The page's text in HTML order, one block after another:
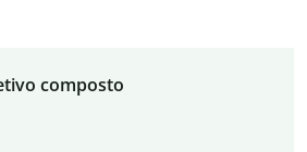
composto